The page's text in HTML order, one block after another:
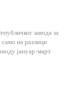
завода за
на разлици
јануар-март